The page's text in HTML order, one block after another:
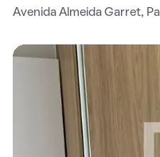
Avenida Almeida Garret,